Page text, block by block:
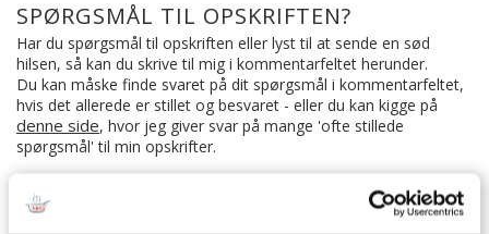
SPØRGSMÅL TIL OPSKRIFTEN?
Har du spørgsmål til opskriften eller lyst til at sende en sød
hilsen, så kan du skrive til mig i kommentarfeltet herunder.
Du kan måske finde svaret på dit spørgsmål i kommentarfeltet,
hvis det allerede er stillet og besvaret - eller du kan kigge på
denne side, hvor jeg giver svar på mange 'ofte stillede
spørgsmål' til min opskrifter.
